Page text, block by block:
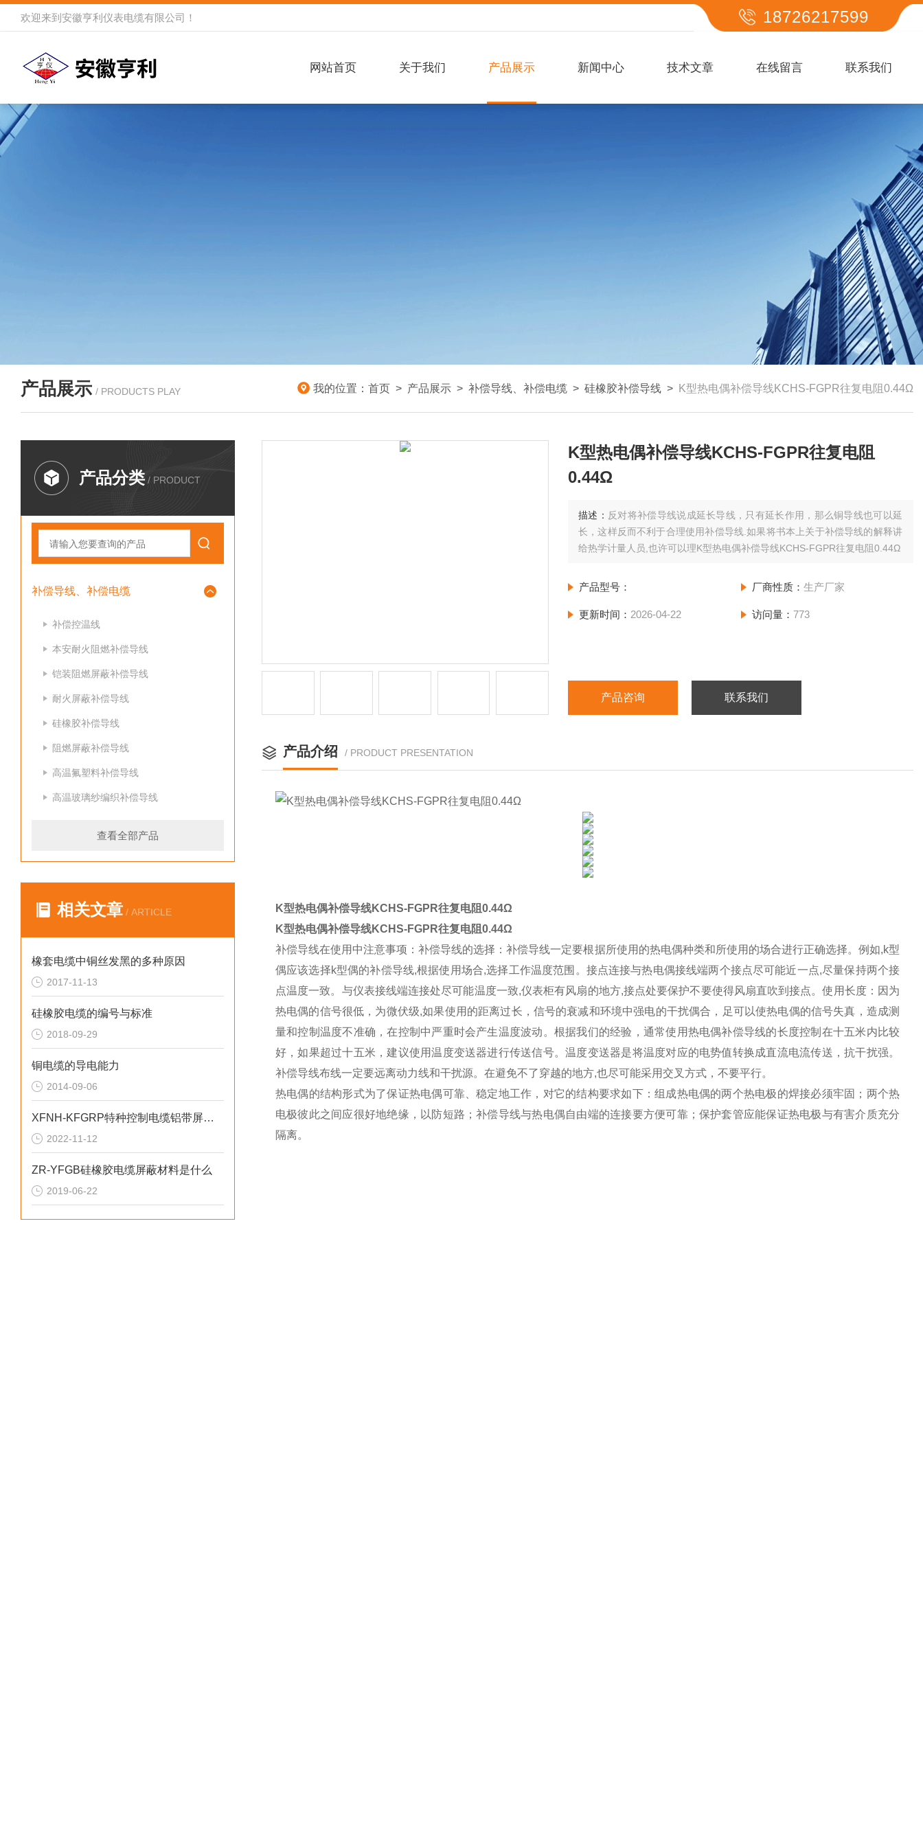
欢迎来到 安徽亨利仪表电缆有限公司 ！ 18726217599
网站首页 关于我们 产品展示 新闻中心 技术文章 在线留言 联系我们
产品展示 / PRODUCTS PLAY 我的位置： 首页 > 产品展示 > 补偿导线、补偿电缆 > 硅橡胶补偿导线 > K型热电偶补偿导线KCHS-FGPR往复电阻0.44Ω
产品分类 / PRODUCT
补偿导线、补偿电缆
补偿控温线
本安耐火阻燃补偿导线
铠装阻燃屏蔽补偿导线
耐火屏蔽补偿导线
硅橡胶补偿导线
阻燃屏蔽补偿导线
高温氟塑料补偿导线
高温玻璃纱编织补偿导线
查看全部产品
相关文章 / ARTICLE
橡套电缆中铜丝发黑的多种原因
2017-11-13
硅橡胶电缆的编号与标准
2018-09-29
铜电缆的导电能力
2014-09-06
XFNH-KFGRP特种控制电缆铝带屏蔽10mm2
2022-11-12
ZR-YFGB硅橡胶电缆屏蔽材料是什么
2019-06-22
K型热电偶补偿导线KCHS-FGPR往复电阻
0.44Ω
描述： 反对将补偿导线说成延长导线，只有延长作用，那么铜导线也可以延
长，这样反而不利于合理使用补偿导线.如果将书本上关于补偿导线的解释讲
给热学计量人员,也许可以理K型热电偶补偿导线KCHS-FGPR往复电阻0.44Ω
产品型号： 厂商性质： 生产厂家
更新时间： 2026-04-22 访问量： 773
产品咨询 联系我们
产品介绍 / PRODUCT PRESENTATION
K型热电偶补偿导线KCHS-FGPR往复电阻0.44Ω
K型热电偶补偿导线KCHS-FGPR往复电阻0.44Ω
补偿导线在使用中注意事项：补偿导线的选择：补偿导线一定要根据所使用的热电偶种类和所使用的场合进行正确选择。例如,k型
偶应该选择k型偶的补偿导线,根据使用场合,选择工作温度范围。接点连接与热电偶接线端两个接点尽可能近一点,尽量保持两个接
点温度一致。与仪表接线端连接处尽可能温度一致,仪表柜有风扇的地方,接点处要保护不要使得风扇直吹到接点。使用长度：因为
热电偶的信号很低，为微伏级,如果使用的距离过长，信号的衰减和环境中强电的干扰偶合，足可以使热电偶的信号失真，造成测
量和控制温度不准确，在控制中严重时会产生温度波动。根据我们的经验，通常使用热电偶补偿导线的长度控制在十五米内比较
好，如果超过十五米，建议使用温度变送器进行传送信号。温度变送器是将温度对应的电势值转换成直流电流传送，抗干扰强。
补偿导线布线一定要远离动力线和干扰源。在避免不了穿越的地方,也尽可能采用交叉方式，不要平行。
热电偶的结构形式为了保证热电偶可靠、稳定地工作，对它的结构要求如下：组成热电偶的两个热电极的焊接必须牢固；两个热
电极彼此之间应很好地绝缘，以防短路；补偿导线与热电偶自由端的连接要方便可靠；保护套管应能保证热电极与有害介质充分
隔离。